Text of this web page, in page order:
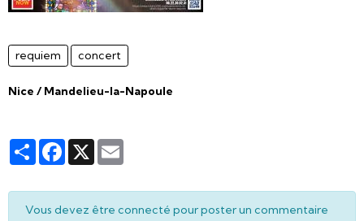
requiem concert
Nice / Mandelieu-la-Napoule
PartagerFacebook
X
Vous devez être connecté pour poster un commentaire